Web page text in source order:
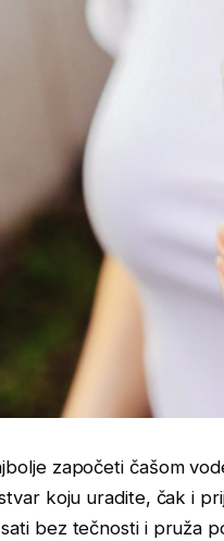
započeti čašom
koju uradite, čak i
bez tečnosti i pruža